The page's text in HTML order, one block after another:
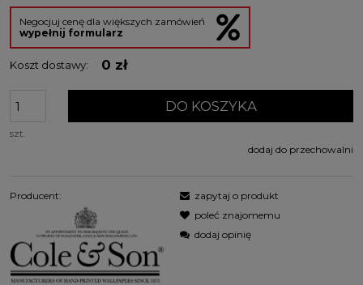
Negocjuj cenę dla większych zamówień
wypełnij formularz
Koszt dostawy: 0 zł
szt.
DO KOSZYKA
dodaj do przechowalni
Producent:
zapytaj o produkt
poleć znajomemu
dodaj opinię